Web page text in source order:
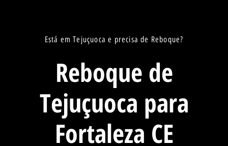
Está em Tejuçuoca e precisa de Reboque?
Reboque de
Tejuçuoca para
Fortaleza CE